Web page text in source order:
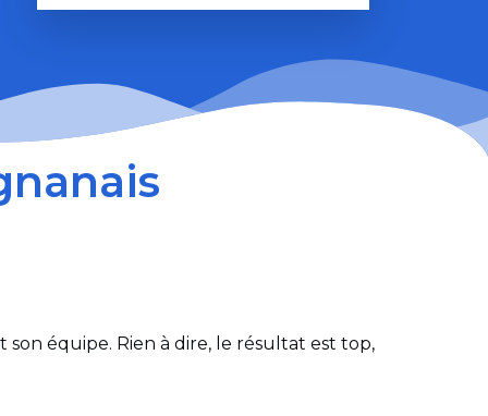
équipe. Rien à dire, le résultat est top,